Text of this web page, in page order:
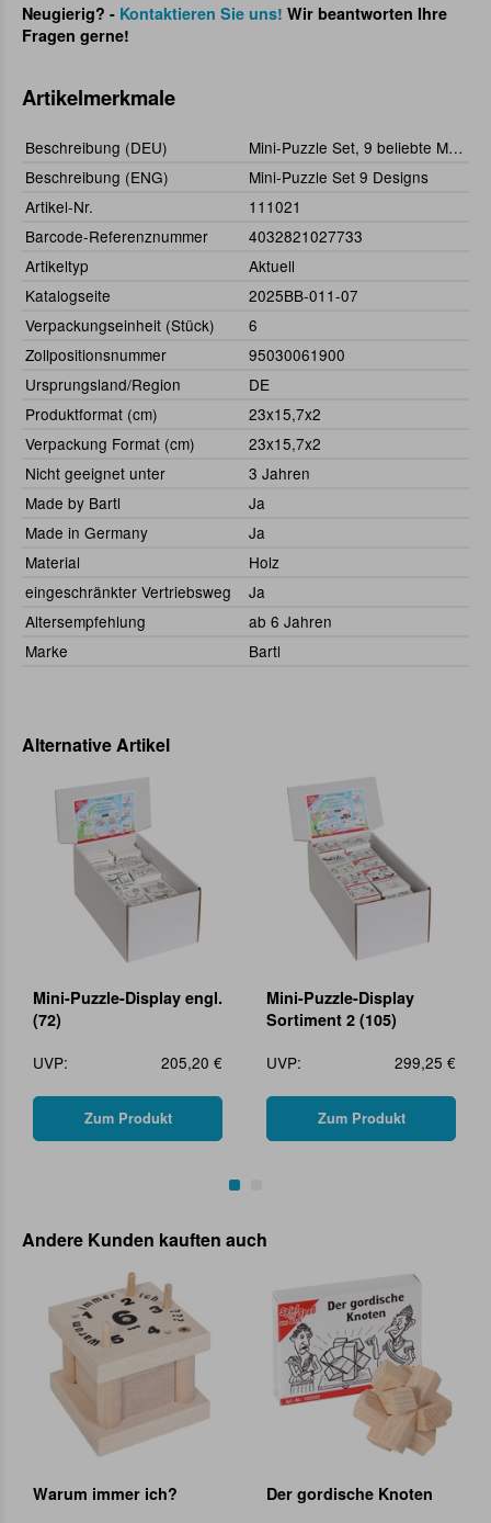
Neugierig? - Kontaktieren Sie uns! Wir beantworten Ihre
Fragen gerne!
Artikelmerkmale
Beschreibung (DEU)
Mini-Puzzle Set, 9 beliebte Motive
Beschreibung (ENG)
Mini-Puzzle Set 9 Designs
Artikel-Nr.
111021
Barcode-Referenznummer
4032821027733
Artikeltyp
Aktuell
Katalogseite
2025BB-011-07
Verpackungseinheit (Stück)
6
Zollpositionsnummer
95030061900
Ursprungsland/Region
DE
Produktformat (cm)
23x15,7x2
Verpackung Format (cm)
23x15,7x2
Nicht geeignet unter
3 Jahren
Made by Bartl
Ja
Made in Germany
Ja
Material
Holz
eingeschränkter Vertriebsweg
Ja
Altersempfehlung
ab 6 Jahren
Marke
Bartl
Alternative Artikel
Mini-Puzzle-Display engl.
(72)
UVP:
205,20 €
Zum Produkt
Mini-Puzzle-Display
Sortiment 2 (105)
UVP:
299,25 €
Zum Produkt
Andere Kunden kauften auch
Warum immer ich? Der gordische Knoten